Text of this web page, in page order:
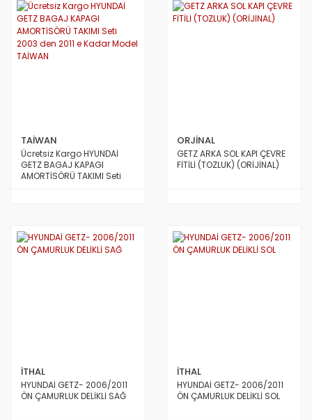
TAİWAN
Ücretsiz Kargo HYUNDAİ
GETZ BAGAJ KAPAGI
AMORTİSÖRÜ TAKIMI Seti
ORJİNAL
GETZ ARKA SOL KAPI ÇEVRE
FİTİLİ (TOZLUK) (ORİJİNAL)
İTHAL
HYUNDAİ GETZ- 2006/2011
ÖN ÇAMURLUK DELİKLİ SAĞ
İTHAL
HYUNDAİ GETZ- 2006/2011
ÖN ÇAMURLUK DELİKLİ SOL